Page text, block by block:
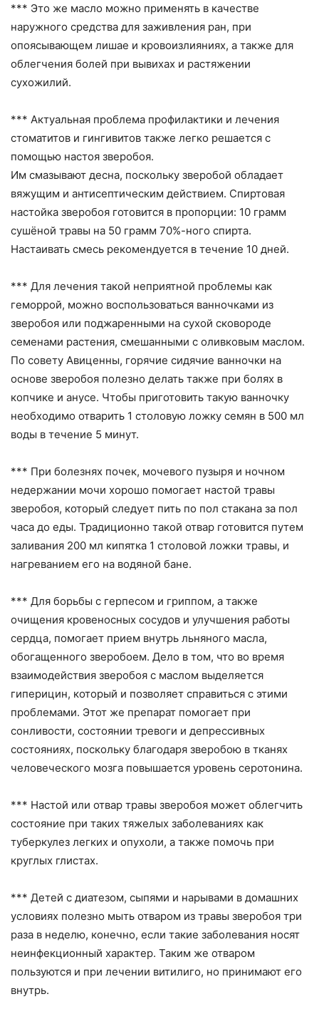
*** Это же масло можно применять в качестве
наружного средства для заживления ран, при
опоясывающем лишае и кровоизлияниях, а также для
облегчения болей при вывихах и растяжении
сухожилий.
*** Актуальная проблема профилактики и лечения
стоматитов и гингивитов также легко решается с
помощью настоя зверобоя.
Им смазывают десна, поскольку зверобой обладает
вяжущим и антисептическим действием. Спиртовая
настойка зверобоя готовится в пропорции: 10 грамм
сушёной травы на 50 грамм 70%-ного спирта.
Настаивать смесь рекомендуется в течение 10 дней.
*** Для лечения такой неприятной проблемы как
геморрой, можно воспользоваться ванночками из
зверобоя или поджаренными на сухой сковороде
семенами растения, смешанными с оливковым маслом.
По совету Авиценны, горячие сидячие ванночки на
основе зверобоя полезно делать также при болях в
копчике и анусе. Чтобы приготовить такую ванночку
необходимо отварить 1 столовую ложку семян в 500 мл
воды в течение 5 минут.
*** При болезнях почек, мочевого пузыря и ночном
недержании мочи хорошо помогает настой травы
зверобоя, который следует пить по пол стакана за пол
часа до еды. Традиционно такой отвар готовится путем
заливания 200 мл кипятка 1 столовой ложки травы, и
нагреванием его на водяной бане.
*** Для борьбы с герпесом и гриппом, а также
очищения кровеносных сосудов и улучшения работы
сердца, помогает прием внутрь льняного масла,
обогащенного зверобоем. Дело в том, что во время
взаимодействия зверобоя с маслом выделяется
гиперицин, который и позволяет справиться с этими
проблемами. Этот же препарат помогает при
сонливости, состоянии тревоги и депрессивных
состояниях, поскольку благодаря зверобою в тканях
человеческого мозга повышается уровень серотонина.
*** Настой или отвар травы зверобоя может облегчить
состояние при таких тяжелых заболеваниях как
туберкулез легких и опухоли, а также помочь при
круглых глистах.
*** Детей с диатезом, сыпями и нарывами в домашних
условиях полезно мыть отваром из травы зверобоя три
раза в неделю, конечно, если такие заболевания носят
неинфекционный характер. Таким же отваром
пользуются и при лечении витилиго, но принимают его
внутрь.